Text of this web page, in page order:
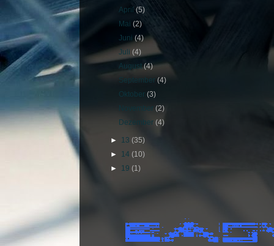
April(5)
Mai(2)
Juni(4)
Juli(4)
August(4)
September(4)
Oktober(3)
November(2)
Dezember(4)
► 13 (35)
► 14 (10)
► 19 (1)